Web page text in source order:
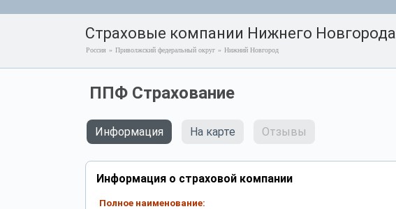
Страховые компании Нижнего Новгорода
Россия » Приволжский федеральный округ » Нижний Новгород
ППФ Страхование
Информация На карте Отзывы
Информация о страховой компании
Полное наименование: